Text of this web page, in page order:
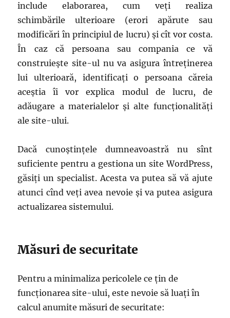
include elaborarea, cum veți realiza
schimbările ulterioare (erori apărute sau
modificări în principiul de lucru) și cît vor costa.
În caz că persoana sau compania ce vă
construiește site-ul nu va asigura întreținerea
lui ulterioară, identificați o persoana căreia
aceștia îi vor explica modul de lucru, de
adăugare a materialelor și alte funcționalități
ale site-ului.
Dacă cunoștințele dumneavoastră nu sînt
suficiente pentru a gestiona un site WordPress,
găsiți un specialist. Acesta va putea să vă ajute
atunci cînd veți avea nevoie și va putea asigura
actualizarea sistemului.
Măsuri de securitate
Pentru a minimaliza pericolele ce țin de
funcționarea site-ului, este nevoie să luați în
calcul anumite măsuri de securitate: